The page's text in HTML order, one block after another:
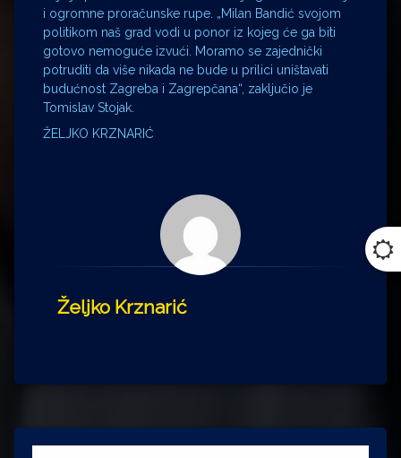
i ogromne proračunske rupe. „Milan Bandić svojom
politikom naš grad vodi u ponor iz kojeg će ga biti
gotovo nemoguće izvući. Moramo se zajednički
potruditi da više nikada ne bude u prilici uništavati
budućnost Zagreba i Zagrepčana“, zaključio je
Tomislav Stojak.
ŽELJKO KRZNARIĆ
Željko Krznarić